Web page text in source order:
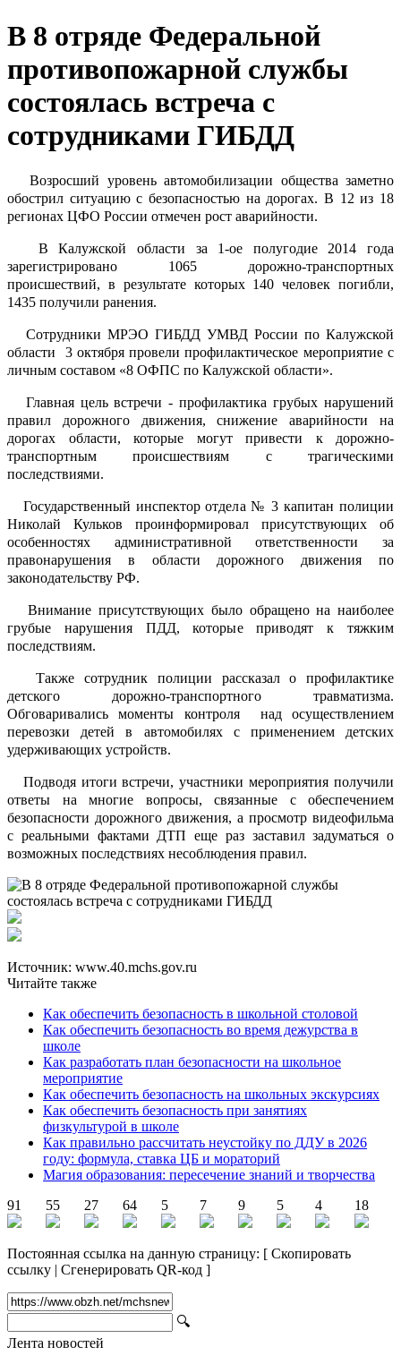
В 8 отряде Федеральной
противопожарной службы
состоялась встреча с
сотрудниками ГИБДД
Возросший уровень автомобилизации общества заметно
обострил ситуацию с безопасностью на дорогах. В 12 из 18
регионах ЦФО России отмечен рост аварийности.
В Калужской области за 1-ое полугодие 2014 года
зарегистрировано 1065 дорожно-транспортных
происшествий, в результате которых 140 человек погибли,
1435 получили ранения.
Сотрудники МРЭО ГИБДД УМВД России по Калужской
области
3 октября провели профилактическое мероприятие с
личным составом «8 ОФПС по Калужской области».
Главная цель встречи - профилактика грубых нарушений
правил дорожного движения, снижение аварийности на
дорогах области, которые могут привести к дорожно-
транспортным происшествиям с трагическими
последствиями.
Государственный инспектор отдела № 3 капитан полиции
Николай Кульков проинформировал присутствующих об
особенностях административной ответственности за
правонарушения в области дорожного движения по
законодательству РФ.
Внимание присутствующих было обращено на наиболее
грубые нарушения ПДД, которые приводят к тяжким
последствиям.
Также сотрудник полиции рассказал о профилактике
детского дорожно-транспортного травматизма.
Обговаривались моменты контроля
над осуществлением
перевозки детей в автомобилях с применением детских
удерживающих устройств.
Подводя итоги встречи, участники мероприятия получили
ответы на многие вопросы, связанные с обеспечением
безопасности дорожного движения, а просмотр видеофильма
с реальными фактами ДТП еще раз заставил задуматься о
возможных последствиях несоблюдения правил.
Источник: www.40.mchs.gov.ru
Читайте также
Как обеспечить безопасность в школьной столовой
Как обеспечить безопасность во время дежурства в
школе
Как разработать план безопасности на школьное
мероприятие
Как обеспечить безопасность на школьных экскурсиях
Как обеспечить безопасность при занятиях
физкультурой в школе
Как правильно рассчитать неустойку по ДДУ в 2026
году: формула, ставка ЦБ и мораторий
Магия образования: пересечение знаний и творчества
91
55 27 64 5 7 9 5 4 18
Постоянная ссылка на данную страницу: [ Скопировать
ссылку | Сгенерировать QR-код ]
🔍
Лента новостей